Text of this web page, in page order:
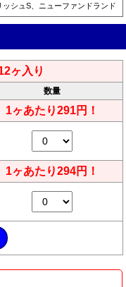
シュS、ニューファンドランド
ヶ入り
数量
1ヶあたり291円！
1ヶあたり294円！